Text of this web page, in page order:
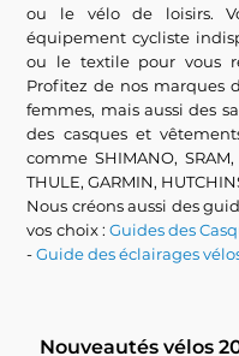
ou le vélo de loisirs.
équipement cycliste
ou le textile pour vous
Profitez de nos marques
femmes, mais aussi des
des casques et
comme SHIMANO, SRAM,
THULE, GARMIN,
Nous créons aussi des
vos choix :Guides des
-Guide des éclairages
Nouveautés vélos